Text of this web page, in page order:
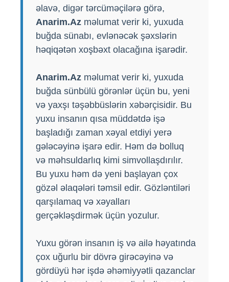
əlavə, digər tərcüməçilərə görə,
Anarim.Az məlumat verir ki, yuxuda
buğda sünabı, evlənəcək şəxslərin
həqiqətən xoşbəxt olacağına işarədir.
Anarim.Az məlumat verir ki, yuxuda
buğda sünbülü görənlər üçün bu, yeni
və yaxşı təşəbbüslərin xəbərçisidir. Bu
yuxu insanın qısa müddətdə işə
başladığı zaman xəyal etdiyi yerə
gələcəyinə işarə edir. Həm də bolluq
və məhsuldarlıq kimi simvollaşdırılır.
Bu yuxu həm də yeni başlayan çox
gözəl əlaqələri təmsil edir. Gözləntiləri
qarşılamaq və xəyalları
gerçəkləşdirmək üçün yozulur.
Yuxu görən insanın iş və ailə həyatında
çox uğurlu bir dövrə girəcəyinə və
gördüyü hər işdə əhəmiyyətli qazanclar